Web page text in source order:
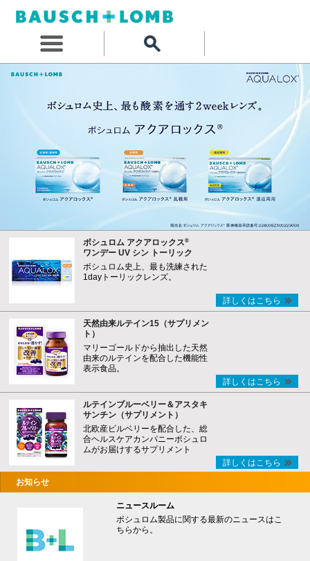
ボシュロム アクアロックス®
ワンデー UV シン トーリック
ボシュロム史上、最も洗練された
1dayトーリックレンズ。
詳しくはこちら
天然由来ルテイン15（サプリメン
ト）
マリーゴールドから抽出した天然
由来のルテインを配合した機能性
表示食品。
詳しくはこちら
ルテインブルーベリー＆アスタキ
サンチン（サプリメント）
北欧産ビルベリーを配合した、総
合ヘルスケアカンパニーボシュロ
ムがお届けするサプリメント
詳しくはこちら
お知らせ
ニュースルーム
ボシュロム製品に関する最新のニュースはこ
ちらから。